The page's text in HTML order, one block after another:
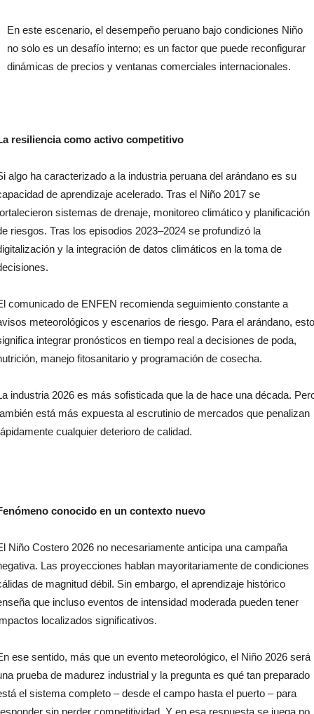
En este escenario, el desempeño peruano bajo condiciones Niño
no solo es un desafío interno; es un factor que puede reconfigurar
dinámicas de precios y ventanas comerciales internacionales.
resiliencia como activo competitivo
algo ha caracterizado a la industria peruana del arándano es su
de aprendizaje acelerado. Tras el Niño 2017 se
sistemas de drenaje, monitoreo climático y planificación
riesgos. Tras los episodios 2023–2024 se profundizó la
y la integración de datos climáticos en la toma de
comunicado de ENFEN recomienda seguimiento constante a
meteorológicos y escenarios de riesgo. Para el arándano, esto
integrar pronósticos en tiempo real a decisiones de poda,
manejo fitosanitario y programación de cosecha.
industria 2026 es más sofisticada que la de hace una década.
está más expuesta al escrutinio de mercados que penalizan
cualquier deterioro de calidad.
conocido en un contexto nuevo
Niño Costero 2026 no necesariamente anticipa una campaña
Las proyecciones hablan mayoritariamente de condiciones
de magnitud débil. Sin embargo, el aprendizaje histórico
que incluso eventos de intensidad moderada pueden tener
localizados significativos.
ese sentido, más que un evento meteorológico, el Niño 2026 será
prueba de madurez industrial y la pregunta es qué tan preparado
el sistema completo – desde el campo hasta el puerto – para
sin perder competitividad. Y en esa respuesta se juega no